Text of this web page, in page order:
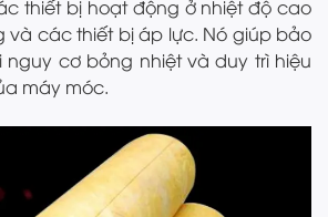
thiết bị hoạt động ở nhiệt độ cao
và các thiết bị áp lực. Nó giúp bảo
nguy cơ bỏng nhiệt và duy trì hiệu
máy móc.